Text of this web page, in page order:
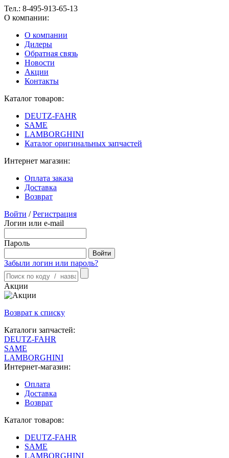
Тел.: 8-495-913-65-13
О компании:
О компании
Дилеры
Обратная связь
Новости
Акции
Контакты
Каталог товаров:
DEUTZ-FAHR
SAME
LAMBORGHINI
Каталог оригинальных запчастей
Интернет магазин:
Оплата заказа
Доставка
Возврат
Войти / Регистрация
Логин или e-mail
Пароль
Забыли логин или пароль?
Акции
Возврат к списку
Каталоги запчастей:
DEUTZ-FAHR
SAME
LAMBORGHINI
Интернет-магазин:
Оплата
Доставка
Возврат
Каталог товаров:
DEUTZ-FAHR
SAME
LAMBORGHINI